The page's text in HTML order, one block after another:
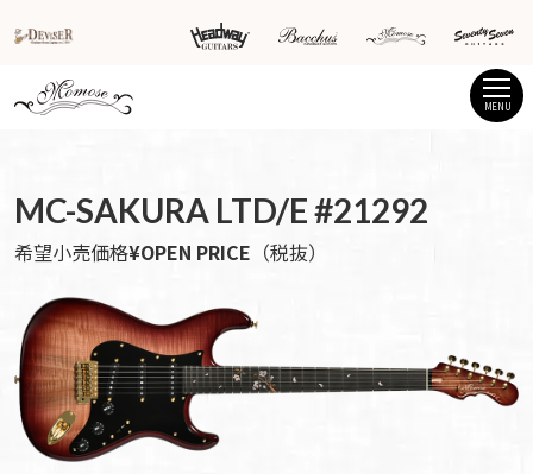
MENU
MC-SAKURA LTD/E #21292
希望小売価格¥OPEN PRICE （税抜）